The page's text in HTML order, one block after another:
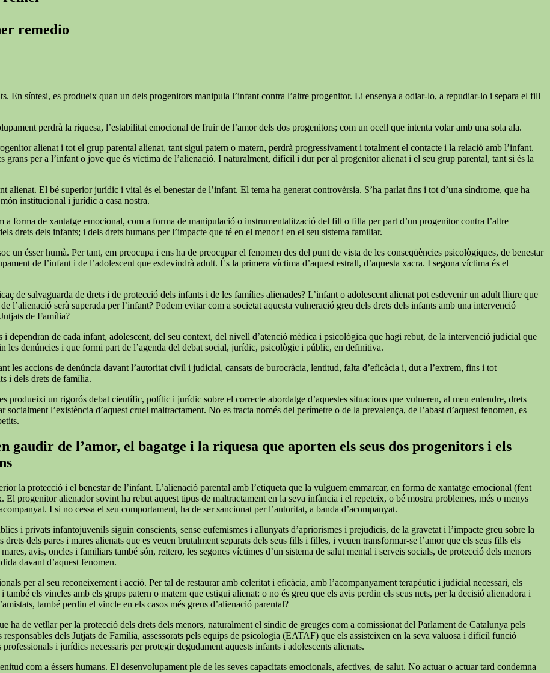
remedio
En síntesi, es produeix quan un dels progenitors manipula l’infant contra l’altre progenitor. Li ensenya a odiar-lo, a repudiar-lo i separa el fill
perdrà la riquesa, l’estabilitat emocional de fruir de l’amor dels dos progenitors; com un ocell que intenta volar amb una sola ala.
alienat i tot el grup parental alienat, tant sigui patern o matern, perdrà progressivament i totalment el contacte i la relació amb l’infant.
per a l’infant o jove que és víctima de l’alienació. I naturalment, difícil i dur per al progenitor alienat i el seu grup parental, tant si és la
alienat. El bé superior jurídic i vital és el benestar de l’infant. El tema ha generat controvèrsia. S’ha parlat fins i tot d’una síndrome, que ha
institucional i jurídic a casa nostra.
a forma de xantatge emocional, com a forma de manipulació o instrumentalització del fill o filla per part d’un progenitor contra l’altre
drets dels infants; i dels drets humans per l’impacte que té en el menor i en el seu sistema familiar.
un ésser humà. Per tant, em preocupa i ens ha de preocupar el fenomen des del punt de vista de les conseqüències psicològiques, de benestar
de l’infant i de l’adolescent que esdevindrà adult. És la primera víctima d’aquest estrall, d’aquesta xacra. I segona víctima és el
de salvaguarda de drets i de protecció dels infants i de les famílies alienades? L’infant o adolescent alienat pot esdevenir un adult lliure que
l’alienació serà superada per l’infant? Podem evitar com a societat aquesta vulneració greu dels drets dels infants amb una intervenció
de Família?
i dependran de cada infant, adolescent, del seu context, del nivell d’atenció mèdica i psicològica que hagi rebut, de la intervenció judicial que
les denúncies i que formi part de l’agenda del debat social, jurídic, psicològic i públic, en definitiva.
les accions de denúncia davant l’autoritat civil i judicial, cansats de burocràcia, lentitud, falta d’eficàcia i, dut a l’extrem, fins i tot
i dels drets de família.
produeixi un rigorós debat científic, polític i jurídic sobre el correcte abordatge d’aquestes situacions que vulneren, al meu entendre, drets
l’existència d’aquest cruel maltractament. No es tracta només del perímetre o de la prevalença, de l’abast d’aquest fenomen, es
gaudir de l’amor, el bagatge i la riquesa que aporten els seus dos progenitors i els
la protecció i el benestar de l’infant. L’alienació parental amb l’etiqueta que la vulguem emmarcar, en forma de xantatge emocional (fent
progenitor alienador sovint ha rebut aquest tipus de maltractament en la seva infància i el repeteix, o bé mostra problemes, més o menys
I si no cessa el seu comportament, ha de ser sancionat per l’autoritat, a banda d’acompanyat.
i privats infantojuvenils siguin conscients, sense eufemismes i allunyats d’apriorismes i prejudicis, de la gravetat i l’impacte greu sobre la
dels pares i mares alienats que es veuen brutalment separats dels seus fills i filles, i veuen transformar-se l’amor que els seus fills els
avis, oncles i familiars també són, reitero, les segones víctimes d’un sistema de salut mental i serveis socials, de protecció dels menors
davant d’aquest fenomen.
per al seu reconeixement i acció. Per tal de restaurar amb celeritat i eficàcia, amb l’acompanyament terapèutic i judicial necessari, els
els vincles amb els grups patern o matern que estigui alienat: o no és greu que els avis perdin els seus nets, per la decisió alienadora i
també perdin el vincle en els casos més greus d’alienació parental?
ha de vetllar per la protecció dels drets dels menors, naturalment el síndic de greuges com a comissionat del Parlament de Catalunya pels
dels Jutjats de Família, assessorats pels equips de psicologia (EATAF) que els assisteixen en la seva valuosa i difícil funció
i jurídics necessaris per protegir degudament aquests infants i adolescents alienats.
com a éssers humans. El desenvolupament ple de les seves capacitats emocionals, afectives, de salut. No actuar o actuar tard condemna